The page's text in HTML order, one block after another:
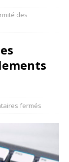
des
fermés